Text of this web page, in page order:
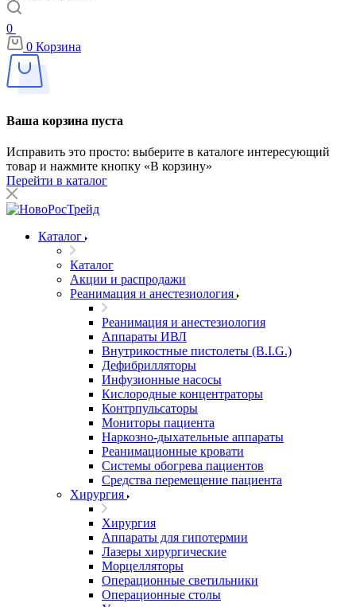
0
0 Корзина
Ваша корзина пуста
Исправить это просто: выберите в каталоге интересующий
товар и нажмите кнопку «В корзину»
Перейти в каталог
Каталог
Каталог
Акции и распродажи
Реанимация и анестезиология
Реанимация и анестезиология
Аппараты ИВЛ
Внутрикостные пистолеты (B.I.G.)
Дефибрилляторы
Инфузионные насосы
Кислородные концентраторы
Контрпульсаторы
Мониторы пациента
Наркозно-дыхательные аппараты
Реанимационные кровати
Системы обогрева пациентов
Средства перемещение пациента
Хирургия
Хирургия
Аппараты для гипотермии
Лазеры хирургические
Морцелляторы
Операционные светильники
Операционные столы